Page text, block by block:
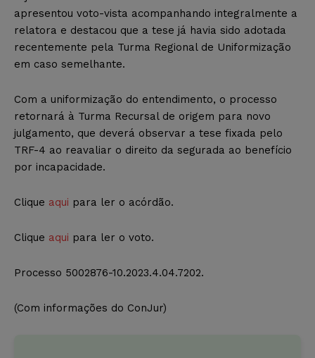
apresentou voto-vista acompanhando integralmente a
relatora e destacou que a tese já havia sido adotada
recentemente pela Turma Regional de Uniformização
em caso semelhante.
Com a uniformização do entendimento, o processo
retornará à Turma Recursal de origem para novo
julgamento, que deverá observar a tese fixada pelo
TRF-4 ao reavaliar o direito da segurada ao benefício
por incapacidade.
Clique aqui para ler o acórdão.
Clique aqui para ler o voto.
Processo 5002876-10.2023.4.04.7202.
(Com informações do ConJur)